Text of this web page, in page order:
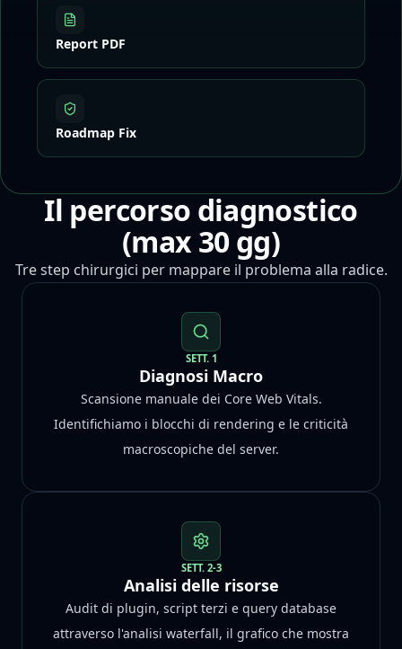
Report PDF
Roadmap Fix
Il percorso diagnostico
(max 30 gg)
Tre step chirurgici per mappare il problema alla radice.
SETT. 1
Diagnosi Macro
Scansione manuale dei Core Web Vitals.
Identifichiamo i blocchi di rendering e le criticità
macroscopiche del server.
SETT. 2-3
Analisi delle risorse
Audit di plugin, script terzi e query database
attraverso l'analisi waterfall, il grafico che mostra